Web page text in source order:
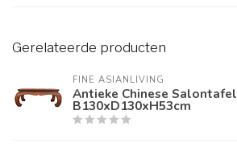
Gerelateerde producten
FINE ASIANLIVING
Antieke Chinese Salontafel
B130xD130xH53cm